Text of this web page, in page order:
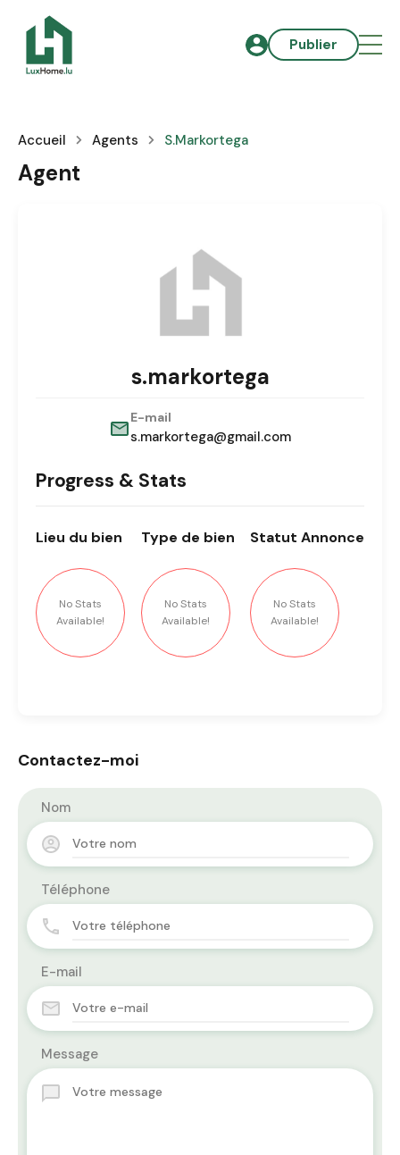
Publier
Accueil Agents S.markortega
Agent
s.markortega
E-mail
s.markortega@gmail.com
Progress & Stats
Lieu du bien
No Stats
Available!
Type de bien
No Stats
Available!
Statut Annonce
No Stats
Available!
Contactez-moi
Nom
Téléphone
E-mail
Message